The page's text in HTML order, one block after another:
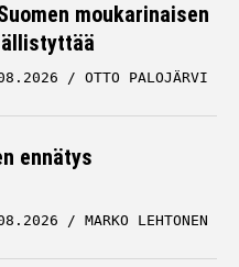
moukarinaisen
OTTO PALOJÄRVI
ennätys
MARKO LEHTONEN